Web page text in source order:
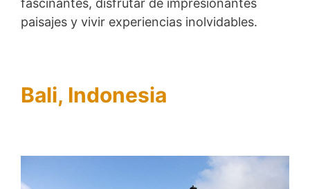
fascinantes, disfrutar de impresionantes
paisajes y vivir experiencias inolvidables.
Bali, Indonesia